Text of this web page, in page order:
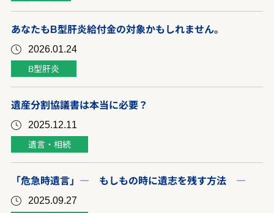
あなたもB型肝炎給付金の対象かもしれません。
2026.01.24
B型肝炎
遺産分割協議書は本当に必要？
2025.12.11
遺言・相続
「危急時遺言」― もしもの時に遺志を残す方法 ―
2025.09.27